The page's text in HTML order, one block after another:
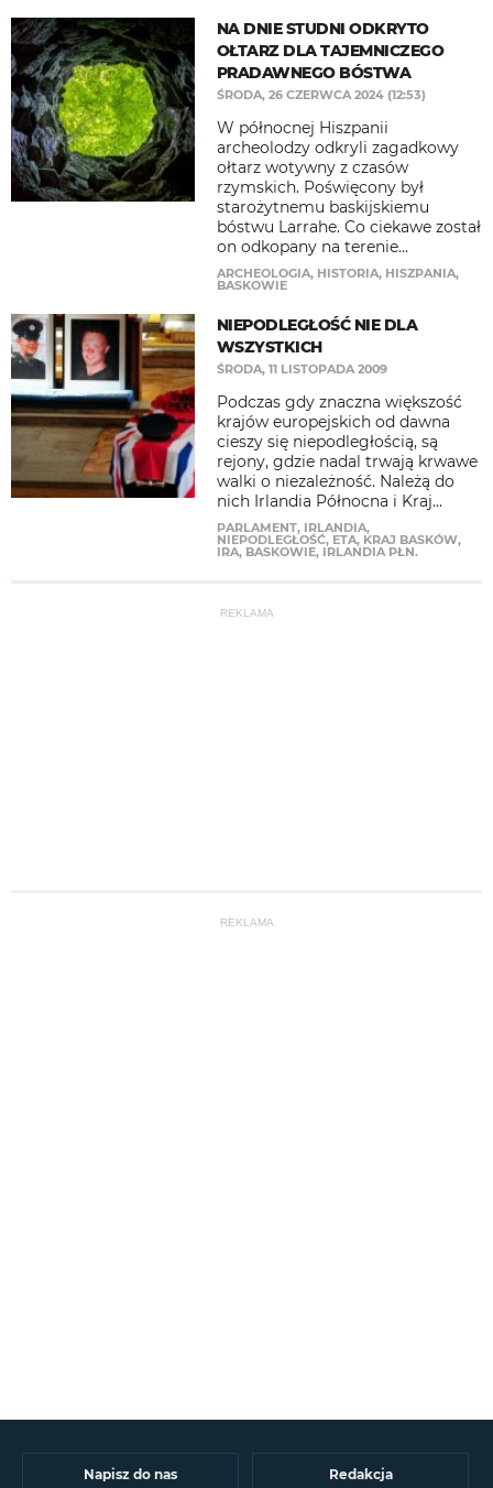
NA DNIE STUDNI ODKRYTO
OŁTARZ DLA TAJEMNICZEGO
PRADAWNEGO BÓSTWA
ŚRODA, 26 CZERWCA 2024 (12:53)
W północnej Hiszpanii
archeolodzy odkryli zagadkowy
ołtarz wotywny z czasów
rzymskich. Poświęcony był
starożytnemu baskijskiemu
bóstwu Larrahe. Co ciekawe został
on odkopany na terenie...
ARCHEOLOGIA, HISTORIA, HISZPANIA,
BASKOWIE
NIEPODLEGŁOŚĆ NIE DLA
WSZYSTKICH
ŚRODA, 11 LISTOPADA 2009
Podczas gdy znaczna większość
krajów europejskich od dawna
cieszy się niepodległością, są
rejony, gdzie nadal trwają krwawe
walki o niezależność. Należą do
nich Irlandia Północna i Kraj...
PARLAMENT, IRLANDIA,
NIEPODLEGŁOŚĆ, ETA, KRAJ BASKÓW,
IRA, BASKOWIE, IRLANDIA PŁN.
REKLAMA
REKLAMA
Napisz do nas Redakcja